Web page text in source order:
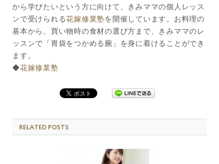
から学びたいという方に向けて、きみママの個人レッス
ンで受けられる花嫁修業塾を開催しています。お料理の
基本から、買い物時の食材の選び方まで、きみママのレ
ッスンで「胃袋をつかめる腕」を身に着けることができ
ます。
◆花嫁修業塾
RELATED POSTS